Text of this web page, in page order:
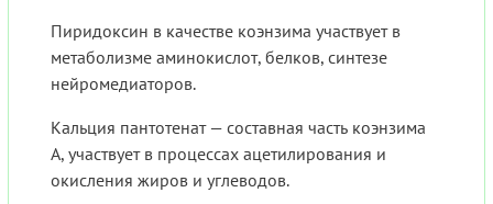
Пиридоксин в качестве коэнзима участвует в
метаболизме аминокислот, белков, синтезе
нейромедиаторов.
Кальция пантотенат — составная часть коэнзима
А, участвует в процессах ацетилирования и
окисления жиров и углеводов.